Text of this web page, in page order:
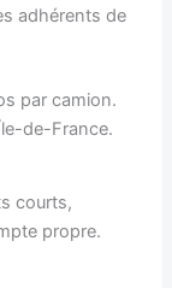
adhérents de
par camion.
de-France.
courts,
propre.